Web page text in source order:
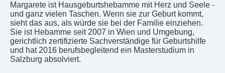
Margarete ist Hausgeburtshebamme mit Herz und Seele -
und ganz vielen Taschen. Wenn sie zur Geburt kommt,
sieht das aus, als würde sie bei der Familie einziehen.
Sie ist Hebamme seit 2007 in Wien und Umgebung,
gerichtlich zertifizierte Sachverständige für Geburtshilfe
und hat 2016 berufsbegleitend ein Masterstudium in
Salzburg absolviert.